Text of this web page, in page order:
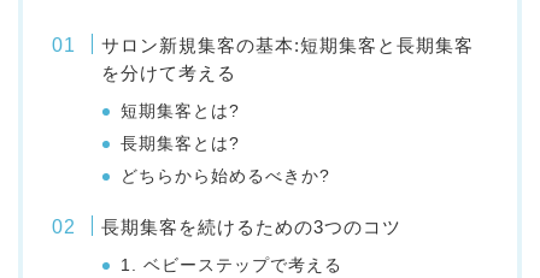
サロン新規集客の基本:短期集客と長期集客
を分けて考える
短期集客とは?
長期集客とは?
どちらから始めるべきか?
長期集客を続けるための3つのコツ
1. ベビーステップで考える